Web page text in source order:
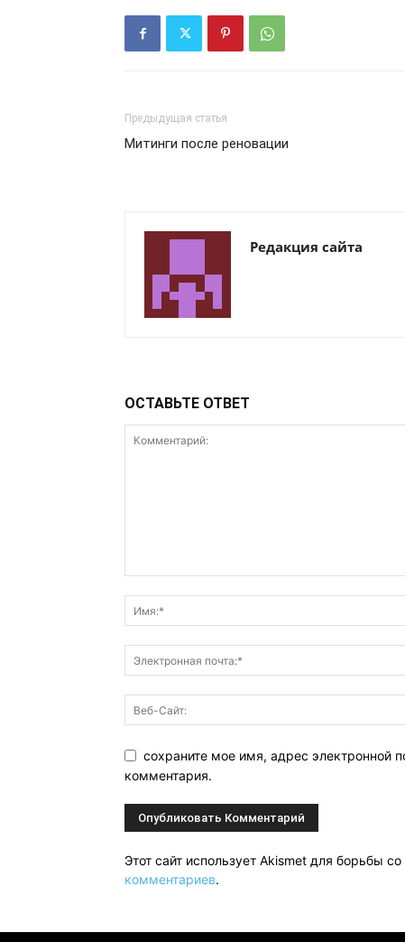
Предыдущая статья
Митинги после реновации
Редакция сайта
ОСТАВЬТЕ ОТВЕТ
сохраните мое имя, адрес электронной
комментария.
Этот сайт использует Akismet для борьбы
комментариев.